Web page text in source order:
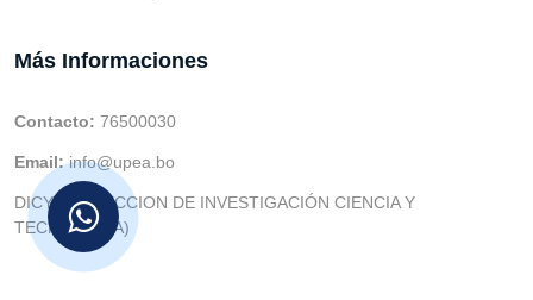
Más Informaciones
Contacto: 76500030
Email:info@upea.bo
DICYT (DIRECCION DE INVESTIGACIÓN CIENCIA Y
TECNOLOGIA)